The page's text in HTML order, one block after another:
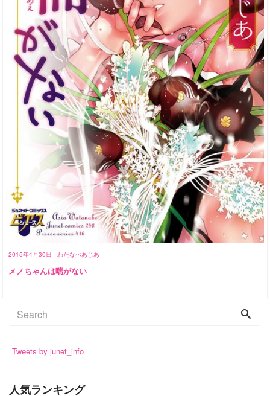
2015年4月30日 わたなべあじあ
メノちゃんは喘がない
Tweets by junet_info
人気ランキング